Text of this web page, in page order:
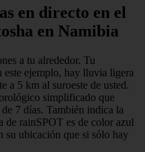
en directo en el
en Namibia
a tu alrededor. Tu
este ejemplo, hay lluvia ligera
a 5 km al suroeste de usted.
simplificado que
7 días. También indica la
de rainSPOT es de color azul
su ubicación que si sólo hay